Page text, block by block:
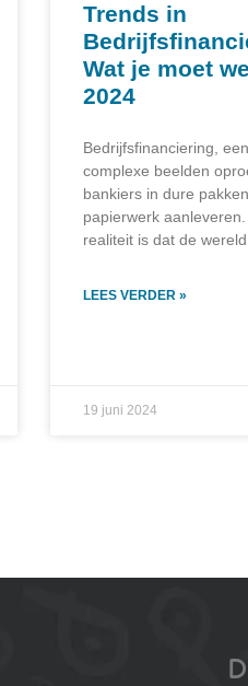
Trends in
Wat je moet
2024
Bedrijfsfinanciering,
complexe beelden
bankiers in dure
papierwerk
realiteit is dat de
LEES VERDER »
19 juni 2024